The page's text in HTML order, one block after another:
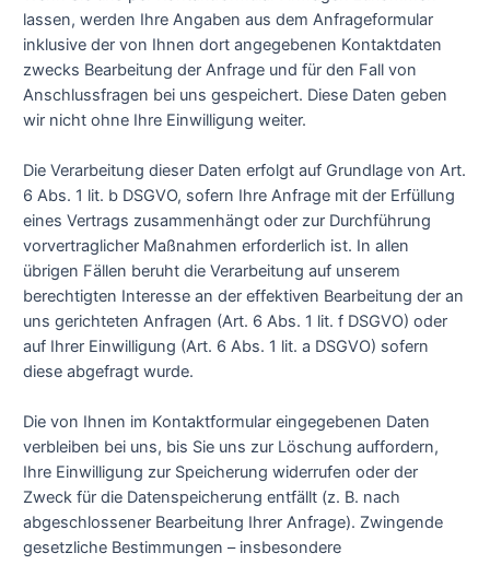
lassen, werden Ihre Angaben aus dem Anfrageformular
inklusive der von Ihnen dort angegebenen Kontaktdaten
zwecks Bearbeitung der Anfrage und für den Fall von
Anschlussfragen bei uns gespeichert. Diese Daten geben
wir nicht ohne Ihre Einwilligung weiter.
Die Verarbeitung dieser Daten erfolgt auf Grundlage von Art.
6 Abs. 1 lit. b DSGVO, sofern Ihre Anfrage mit der Erfüllung
eines Vertrags zusammenhängt oder zur Durchführung
vorvertraglicher Maßnahmen erforderlich ist. In allen
übrigen Fällen beruht die Verarbeitung auf unserem
berechtigten Interesse an der effektiven Bearbeitung der an
uns gerichteten Anfragen (Art. 6 Abs. 1 lit. f DSGVO) oder
auf Ihrer Einwilligung (Art. 6 Abs. 1 lit. a DSGVO) sofern
diese abgefragt wurde.
Die von Ihnen im Kontaktformular eingegebenen Daten
verbleiben bei uns, bis Sie uns zur Löschung auffordern,
Ihre Einwilligung zur Speicherung widerrufen oder der
Zweck für die Datenspeicherung entfällt (z. B. nach
abgeschlossener Bearbeitung Ihrer Anfrage). Zwingende
gesetzliche Bestimmungen – insbesondere